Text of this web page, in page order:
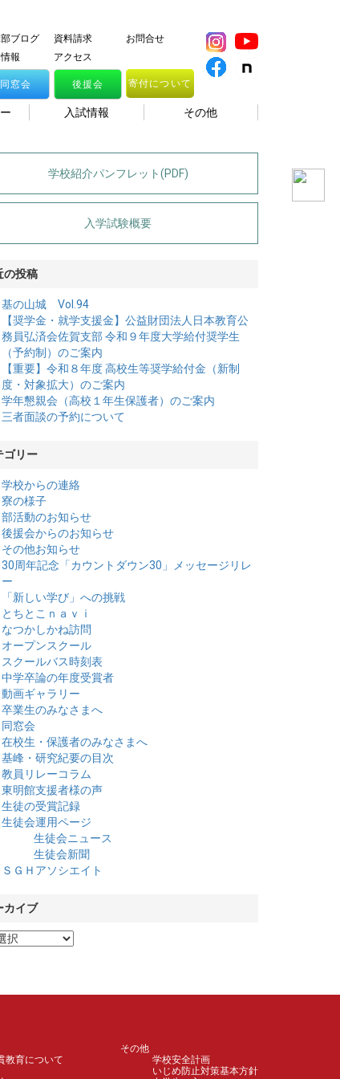
ブログ 資料請求
お問合せ
報 アクセス
同窓会 後援会 寄付について
入試情報 その他
学校紹介パンフレット(PDF)
入学試験概要
の投稿
基の山城 Vol.94
【奨学金・就学支援金】公益財団法人日本教育公
務員弘済会佐賀支部 令和９年度大学給付奨学生
（予約制）のご案内
【重要】令和８年度 高校生等奨学給付金（新制
度・対象拡大）のご案内
学年懇親会（高校１年生保護者）のご案内
三者面談の予約について
ゴリー
学校からの連絡
寮の様子
部活動のお知らせ
後援会からのお知らせ
その他お知らせ
30周年記念「カウントダウン30」メッセージリレ
ー
「新しい学び」への挑戦
とちとこｎａｖｉ
なつかしかね訪問
オープンスクール
スクールバス時刻表
中学卒論の年度受賞者
動画ギャラリー
卒業生のみなさまへ
同窓会
在校生・保護者のみなさまへ
基峰・研究紀要の目次
教員リレーコラム
東明館支援者様の声
生徒の受賞記録
生徒会運用ページ
生徒会ニュース
生徒会新聞
ＳＧＨアソシエイト
カイブ
教育について
その他
学校安全計画
いじめ防止対策基本方針